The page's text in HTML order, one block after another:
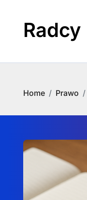
content
Home Prawo